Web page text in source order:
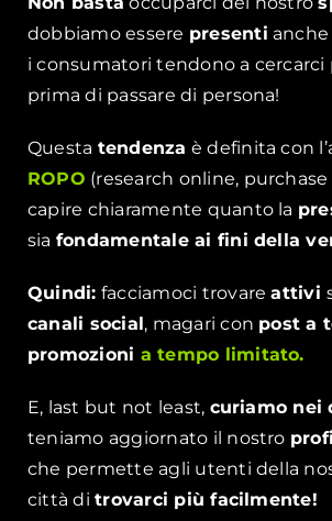
dobbiamo essere presenti
i consumatori tendono a cercarci
prima di passare di persona!
Questa tendenza è definita con
ROPO (research online, purchase
capire chiaramente quanto la
sia fondamentale ai fini della
Quindi: facciamoci trovareattivi
canali social, magari con post a
promozioni a tempo limitato.
E, last but not least, curiamo nei
teniamo aggiornato il nostro
che permette agli utenti della
città ditrovarci più facilmente!